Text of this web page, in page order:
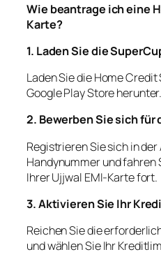
Wie beantrage ich eine
Karte?
1. Laden Sie die
Laden Sie die Home
Google Play Store herunter.
2. Bewerben Sie sich für
Registrieren Sie sich in
Handynummer und fahren
Ihrer Ujjwal EMI-Karte fort.
3. Aktivieren Sie Ihr
Reichen Sie die
und wählen Sie Ihr